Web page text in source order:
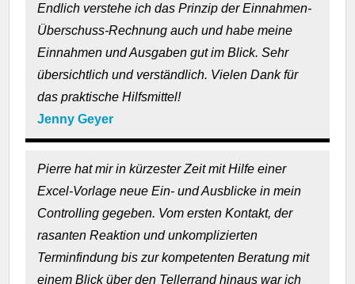
Endlich verstehe ich das Prinzip der Einnahmen-
Überschuss-Rechnung auch und habe meine
Einnahmen und Ausgaben gut im Blick. Sehr
übersichtlich und verständlich. Vielen Dank für
das praktische Hilfsmittel!
Jenny Geyer
Pierre hat mir in kürzester Zeit mit Hilfe einer
Excel-Vorlage neue Ein- und Ausblicke in mein
Controlling gegeben. Vom ersten Kontakt, der
rasanten Reaktion und unkomplizierten
Terminfindung bis zur kompetenten Beratung mit
einem Blick über den Tellerrand hinaus war ich